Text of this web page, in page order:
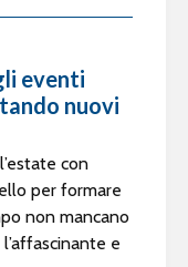
eventi
nuovi
con
per formare
non mancano
e